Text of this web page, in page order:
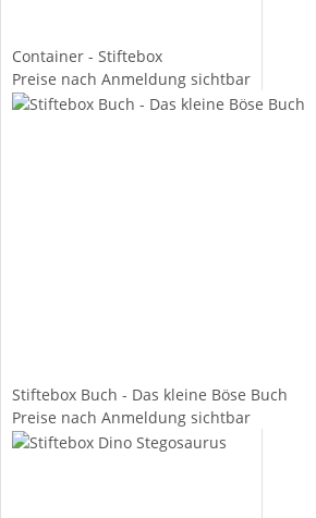
Container - Stiftebox
Preise nach Anmeldung sichtbar
Stiftebox Buch - Das kleine Böse Buch
Preise nach Anmeldung sichtbar